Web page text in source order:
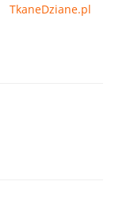
TkaneDziane.pl